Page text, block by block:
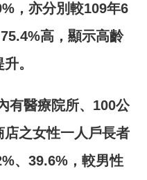
，亦分別較109年6
75.4%高，顯示高齡
。
有醫療院所、 100公
店之女性一人戶長者
、 39.6% ，較男性